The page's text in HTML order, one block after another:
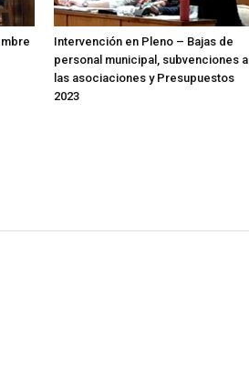
Intervención en Pleno – Bajas de
personal municipal, subvenciones a
las asociaciones y Presupuestos
2023